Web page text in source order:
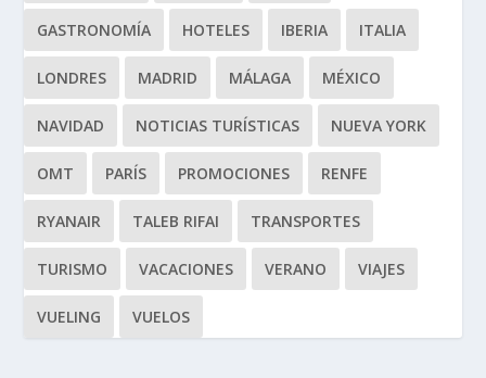
GASTRONOMÍA HOTELES IBERIA ITALIA
LONDRES MADRID MÁLAGA MÉXICO
NAVIDAD NOTICIAS TURÍSTICAS NUEVA YORK
OMT PARÍS PROMOCIONES RENFE
RYANAIR TALEB RIFAI TRANSPORTES
TURISMO VACACIONES VERANO VIAJES
VUELING VUELOS